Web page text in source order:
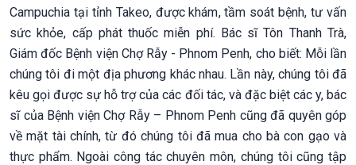
Campuchia tại tỉnh Takeo, được khám, tầm soát bệnh, tư vấn
sức khỏe, cấp phát thuốc miễn phí. Bác sĩ Tôn Thanh Trà,
Giám đốc Bệnh viện Chợ Rẫy - Phnom Penh, cho biết: Mỗi lần
chúng tôi đi một địa phương khác nhau. Lần này, chúng tôi đã
kêu gọi được sự hỗ trợ của các đối tác, và đặc biệt các y, bác
sĩ của Bệnh viện Chợ Rẫy – Phnom Penh cũng đã quyên góp
về mặt tài chính, từ đó chúng tôi đã mua cho bà con gạo và
thực phẩm. Ngoài công tác chuyên môn, chúng tôi cũng tập